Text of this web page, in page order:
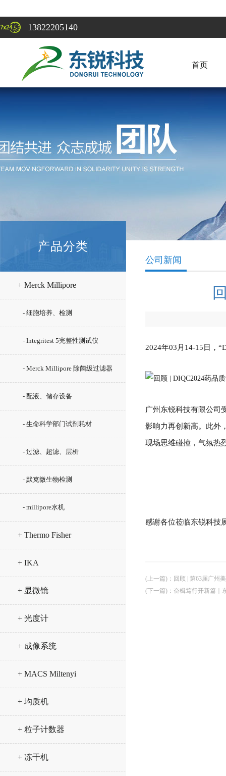
13822205140
首页
产品分类
+ Merck Millipore
- 细胞培养、检测
- Integritest 5完整性测试仪
- Merck Millipore 除菌级过滤器
- 配液、储存设备
- 生命科学部门试剂耗材
- 过滤、超滤、层析
- 默克微生物检测
- millipore水机
+ Thermo Fisher
+ IKA
+ 显微镜
+ 光度计
+ 成像系统
+ MACS Miltenyi
+ 均质机
+ 粒子计数器
+ 冻干机
公司新闻
2024年03月14-15日，
广州东锐科技有限公司
影响力再创新高。 此外
现场思维碰撞，气氛热
感谢各位莅临东锐科技
(上一篇) ： 回顾 | 第63届广州
(下一篇) ： 奋楫笃行开新篇｜